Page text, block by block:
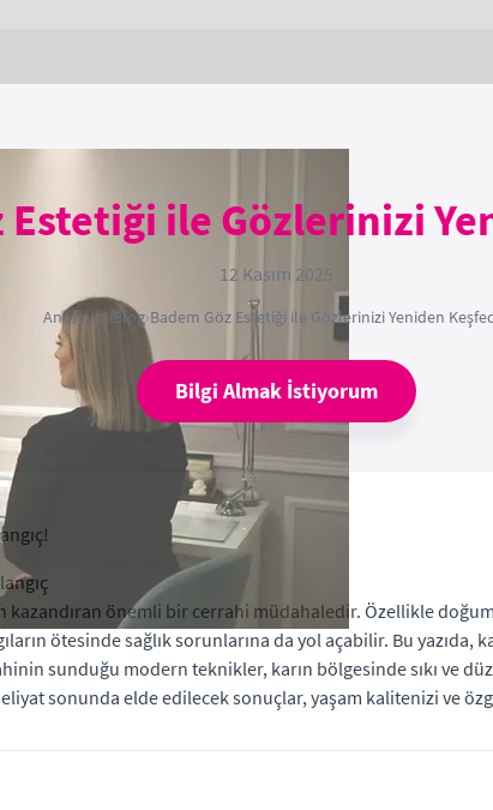
Estetiği ile Gözlerinizi
12 Kasım 2025
Anasayfa›Blog›Badem Göz Estetiği ile Gözlerinizi Yeniden
Bilgi Almak İstiyorum
kazandıran önemli bir cerrahi müdahaledir. Özellikle
ötesinde sağlık sorunlarına da yol açabilir. Bu
sunduğu modern teknikler, karın bölgesinde sıkı ve
sonunda elde edilecek sonuçlar, yaşam kalitenizi ve